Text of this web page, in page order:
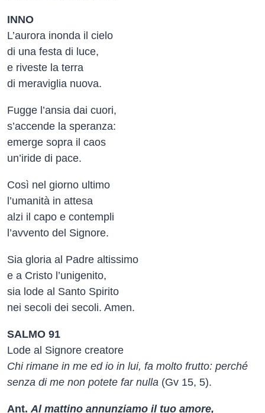
INNO
L’aurora inonda il cielo
di una festa di luce,
e riveste la terra
di meraviglia nuova.
Fugge l’ansia dai cuori,
s’accende la speranza:
emerge sopra il caos
un’iride di pace.
Così nel giorno ultimo
l’umanità in attesa
alzi il capo e contempli
l’avvento del Signore.
Sia gloria al Padre altissimo
e a Cristo l’unigenito,
sia lode al Santo Spirito
nei secoli dei secoli. Amen.
SALMO 91
Lode al Signore creatore
Chi rimane in me ed io in lui, fa molto frutto: perché
senza di me non potete far nulla (Gv 15, 5).
Ant.Al mattino annunziamo il tuo amore,